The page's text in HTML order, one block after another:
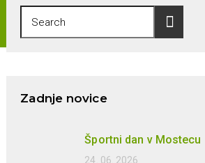
Zadnje novice
Športni dan v Mostecu
24. 06. 2026